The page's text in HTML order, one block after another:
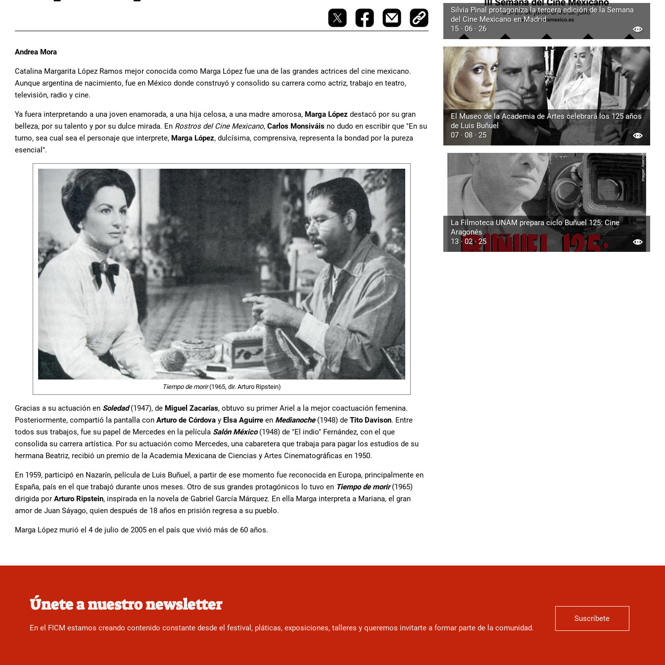
Andrea Mora
Catalina Margarita López Ramos mejor conocida como Marga López fue una de las grandes actrices del cine mexicano.
Aunque argentina de nacimiento, fue en México donde construyó y consolido su carrera como actriz, trabajo en teatro,
televisión, radio y cine.
Ya fuera interpretando a una joven enamorada, a una hija celosa, a una madre amorosa, Marga López destacó por su gran
belleza, por su talento y por su dulce mirada. En Rostros del Cine Mexicano, Carlos Monsiváis no dudo en escribir que "En su
turno, sea cual sea el personaje que interprete, Marga López, dulcísima, comprensiva, representa la bondad por la pureza
esencial".
Tiempo de morir(1965, dir. Arturo Ripstein)
Gracias a su actuación en Soledad (1947), de Miguel Zacarías, obtuvo su primer Ariel a la mejor coactuación femenina.
Posteriormente, compartió la pantalla con Arturo de Córdova y Elsa Aguirre en Medianoche (1948) de Tito Davison. Entre
todos sus trabajos, fue su papel de Mercedes en la película Salón México(1948) de "El indio" Fernández, con el que
consolida su carrera artística. Por su actuación como Mercedes, una cabaretera que trabaja para pagar los estudios de su
hermana Beatriz, recibió un premio de la Academia Mexicana de Ciencias y Artes Cinematográficas en 1950.
En 1959, participó en Nazarín, película de Luis Buñuel, a partir de ese momento fue reconocida en Europa, principalmente en
España, país en el que trabajó durante unos meses. Otro de sus grandes protagónicos lo tuvo en Tiempo de morir(1965)
dirigida por Arturo Ripstein, inspirada en la novela de Gabriel García Márquez. En ella Marga interpreta a Mariana, el gran
amor de Juan Sáyago, quien después de 18 años en prisión regresa a su pueblo.
Marga López murió el 4 de julio de 2005 en el país que vivió más de 60 años.
Silvia Pinal protagoniza la tercera edición de la Semana
del Cine Mexicano en Madrid
15 · 06 · 26
El Museo de la Academia de Artes celebrará los 125 años
de Luis Buñuel
07 · 08 · 25
La Filmoteca UNAM prepara ciclo Buñuel 125: Cine
Aragonés
13 · 02 · 25
Únete a nuestro newsletter
En el FICM estamos creando contenido constante desde el festival, pláticas, exposiciones, talleres y queremos invitarte a formar parte de la comunidad.
Suscríbete